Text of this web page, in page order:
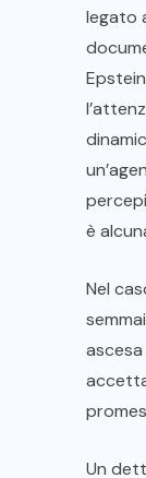
legato
è
Nel
Un